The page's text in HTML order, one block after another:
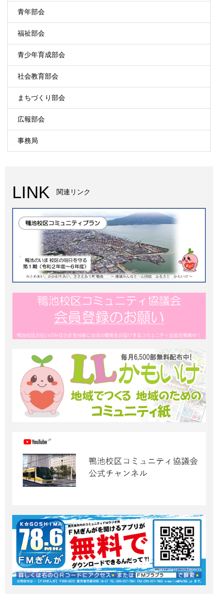
青年部会
福祉部会
青少年育成部会
社会教育部会
まちづくり部会
広報部会
事務局
LINK 関連リンク